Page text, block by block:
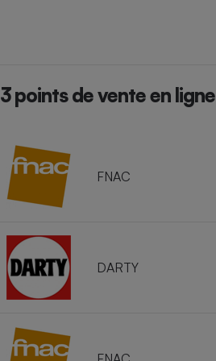
3 points de vente en ligne
FNAC
DARTY